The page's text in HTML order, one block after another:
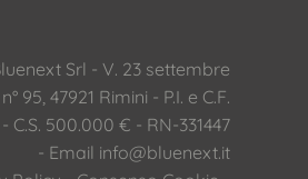
Srl - V. 23 settembre
95, 47921 Rimini - P.I. e C.F.
C.S. 500.000 € - RN-331447
- Email info@bluenext.it